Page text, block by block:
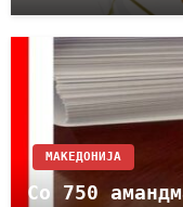
МАКЕДОНИЈА
Со 750